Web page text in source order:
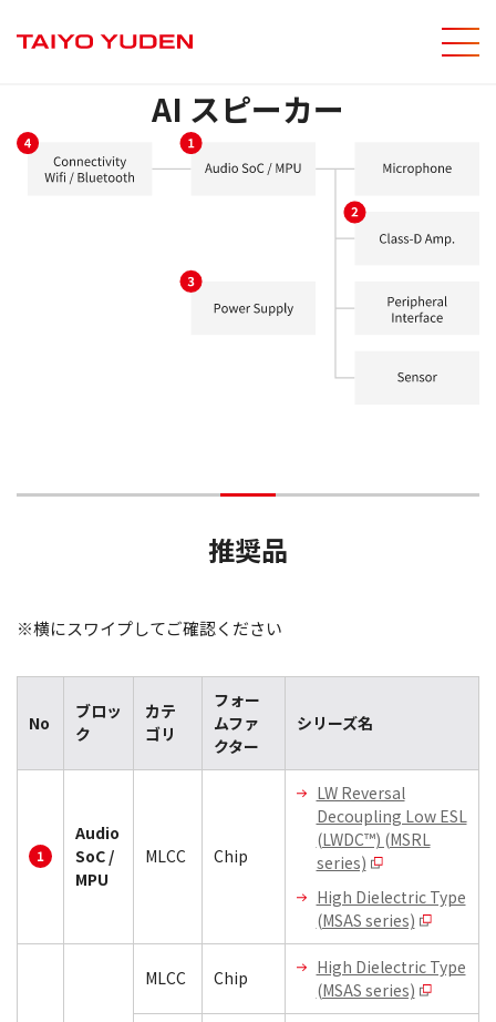
サイト内
メニ
AI スピーカー
推奨品
※横にスワイプしてご確認ください
No
ブロッ
ク
カテ
ゴリ
フォー
ムファ
クター
シリーズ名
Audio
SoC /
MPU
MLCC Chip
LW Reversal
Decoupling Low ESL
(LWDC™) (MSRL
series)
High Dielectric Type
(MSAS series)
MLCC Chip
High Dielectric Type
(MSAS series)